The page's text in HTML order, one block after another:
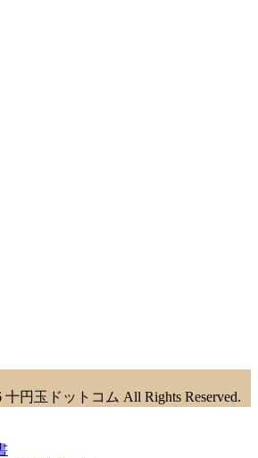
十円玉ドットコム All Rights Reserved.